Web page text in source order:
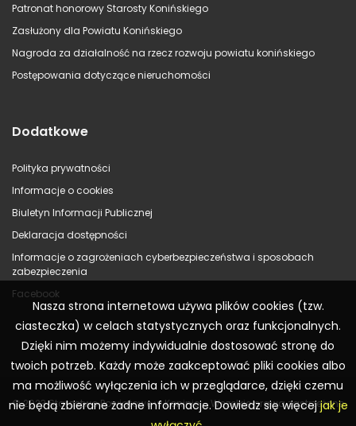
Patronat honorowy Starosty Konińskiego
Zasłużony dla Powiatu Konińskiego
Nagroda za działalność na rzecz rozwoju powiatu konińskiego
Postępowania dotyczące nieruchomości
Dodatkowe
Polityka prywatności
Informacje o cookies
Biuletyn Informacji Publicznej
Deklaracja dostępności
Informacje o zagrożeniach cyberbezpieczeństwa i sposobach
zabezpieczenia
Facebook
© 2023 Starostwo Powiatowe w Koninie – Wszelkie prawa zastrzeżone
Nasza strona internetowa używa plików cookies (tzw.
ciasteczka) w celach statystycznych oraz funkcjonalnych.
Dzięki nim możemy indywidualnie dostosować stronę do
twoich potrzeb. Każdy może zaakceptować pliki cookies albo
ma możliwość wyłączenia ich w przeglądarce, dzięki czemu
nie będą zbierane żadne informacje. Dowiedz się więcejjak je